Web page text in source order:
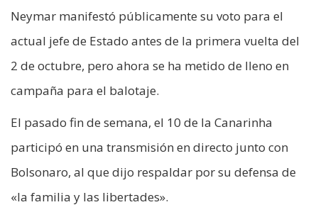
Neymar manifestó públicamente su voto para el
actual jefe de Estado antes de la primera vuelta del
2 de octubre, pero ahora se ha metido de lleno en
campaña para el balotaje.
El pasado fin de semana, el 10 de la Canarinha
participó en una transmisión en directo junto con
Bolsonaro, al que dijo respaldar por su defensa de
«la familia y las libertades».